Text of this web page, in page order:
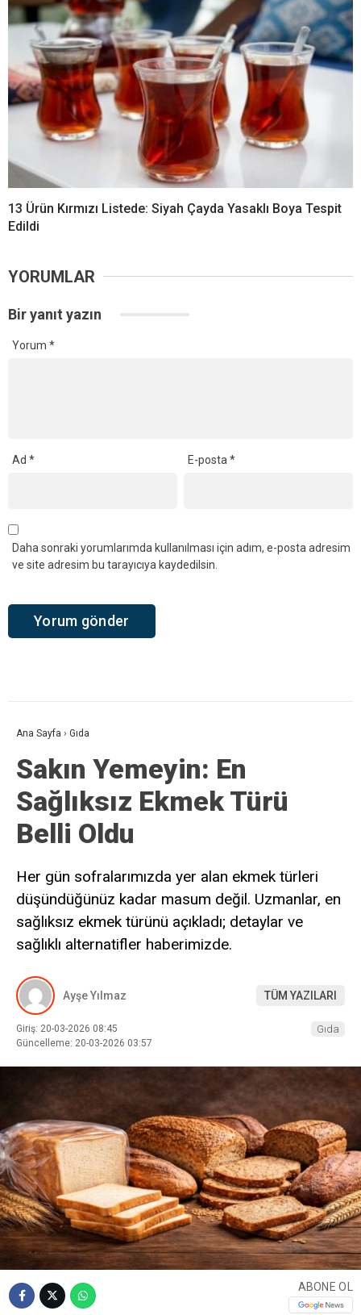
13 Ürün Kırmızı Listede: Siyah Çayda Yasaklı Boya Tespit
Edildi
YORUMLAR
Bir yanıt yazın
Yorum *
Ad * E-posta*
Daha sonraki yorumlarımda kullanılması için adım, e-posta adresim
ve site adresim bu tarayıcıya kaydedilsin.
Ana Sayfa › Gıda
Sakın Yemeyin: En
Sağlıksız Ekmek Türü
Belli Oldu
Her gün sofralarımızda yer alan ekmek türleri
düşündüğünüz kadar masum değil. Uzmanlar, en
sağlıksız ekmek türünü açıkladı; detaylar ve
sağlıklı alternatifler haberimizde.
Ayşe Yılmaz TÜM YAZILARI
Giriş: 20-03-2026 08:45
Güncelleme: 20-03-2026 03:57
Gıda
ABONE OL